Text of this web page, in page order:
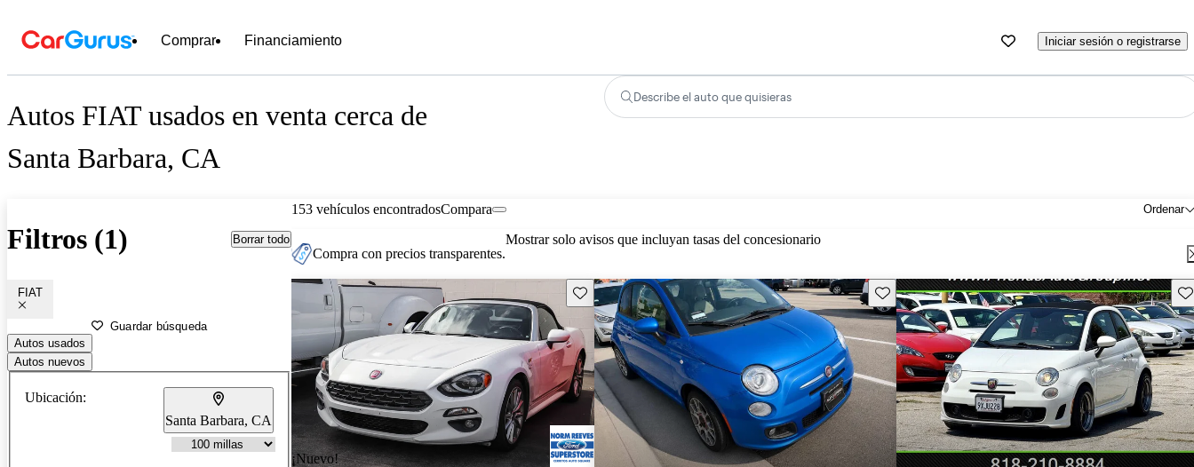
Comprar Financiamiento Iniciar sesión o registrarse
Autos FIAT usados en venta cerca de
Santa Barbara, CA
Describe el auto que quisieras
Filtros (1) Borrar todo
FIAT
Guardar búsqueda
Autos usados
Autos nuevos
Ubicación:
Santa Barbara, CA
153 vehículos encontrados Ordenar
Compara
Compra con precios transparentes.
Mostrar solo avisos que incluyan tasas del concesionario
¡Nuevo!
Guarda este Aviso Guarda este Aviso